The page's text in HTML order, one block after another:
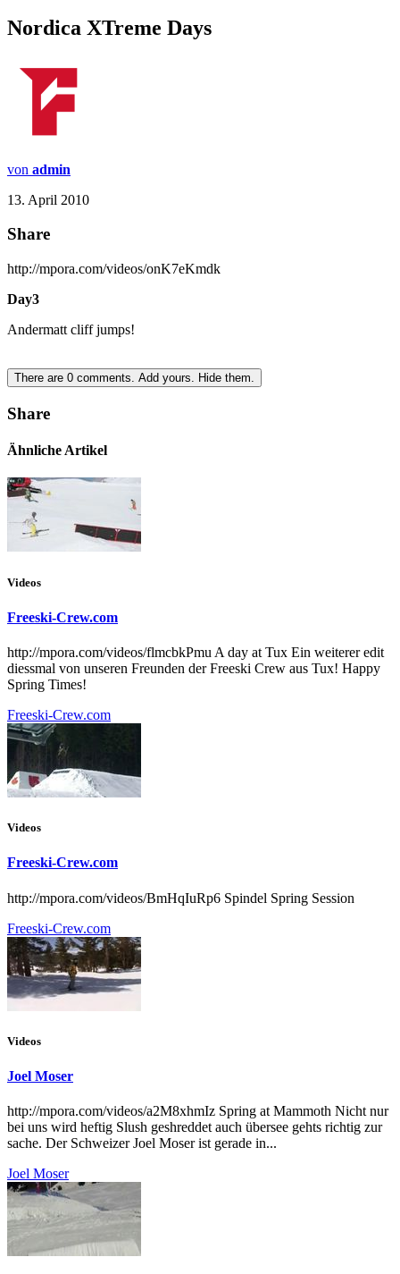
Nordica XTreme Days
von admin
13. April 2010
Share
http://mpora.com/videos/onK7eKmdk
Day3
Andermatt cliff jumps!
There are 0 comments. Add yours. Hide them.
Share
Ähnliche Artikel
Videos
Freeski-Crew.com
http://mpora.com/videos/flmcbkPmu A day at Tux Ein weiterer edit
diessmal von unseren Freunden der Freeski Crew aus Tux! Happy
Spring Times!
Freeski-Crew.com
Videos
Freeski-Crew.com
http://mpora.com/videos/BmHqIuRp6 Spindel Spring Session
Freeski-Crew.com
Videos
Joel Moser
http://mpora.com/videos/a2M8xhmIz Spring at Mammoth Nicht nur
bei uns wird heftig Slush geshreddet auch übersee gehts richtig zur
sache. Der Schweizer Joel Moser ist gerade in...
Joel Moser